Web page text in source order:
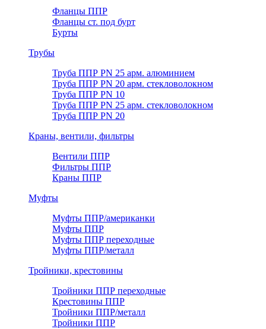
Фланцы ППР
Фланцы ст. под бурт
Бурты
Трубы
Труба ППР PN 25 арм. алюминием
Труба ППР PN 20 арм. стекловолокном
Труба ППР PN 10
Труба ППР PN 25 арм. стекловолокном
Труба ППР PN 20
Краны, вентили, фильтры
Вентили ППР
Фильтры ППР
Краны ППР
Муфты
Муфты ППР/американки
Муфты ППР
Муфты ППР переходные
Муфты ППР/металл
Тройники, крестовины
Тройники ППР переходные
Крестовины ППР
Тройники ППР/металл
Тройники ППР